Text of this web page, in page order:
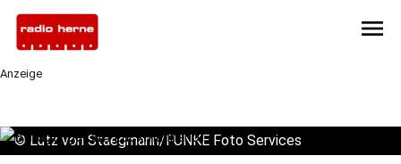
menu
Anzeige
© Lutz von Staegmann/FUNKE Foto Services